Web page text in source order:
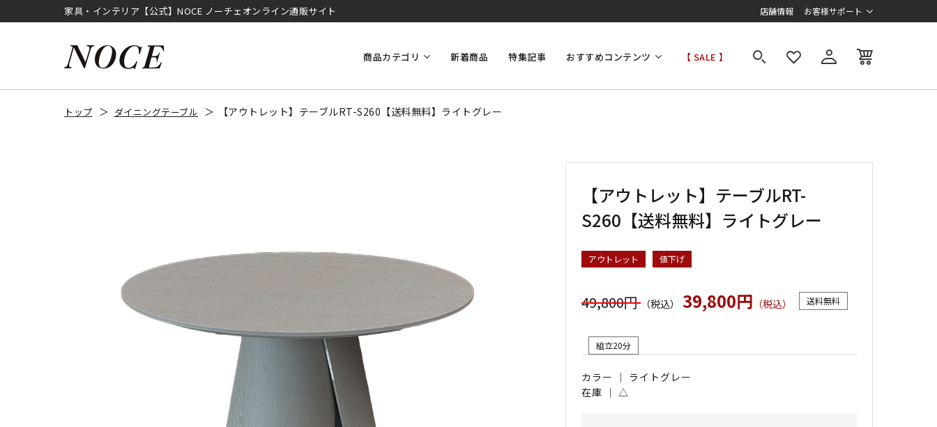
家具・インテリア【公式】NOCE ノーチェオンライン通販サイト 店舗情報 お客様サポート
商品カテゴリ 新着商品 特集記事 おすすめコンテンツ 【 SALE 】
トップ ダイニングテーブル 【アウトレット】テーブルRT-S260【送料無料】ライトグレー
【アウトレット】テーブルRT-
S260【送料無料】ライトグレー
アウトレット 値下げ
49,800円（税込） 39,800円 （税込） 送料無料
組立20分
カラー ｜ ライトグレー
在庫 ｜△